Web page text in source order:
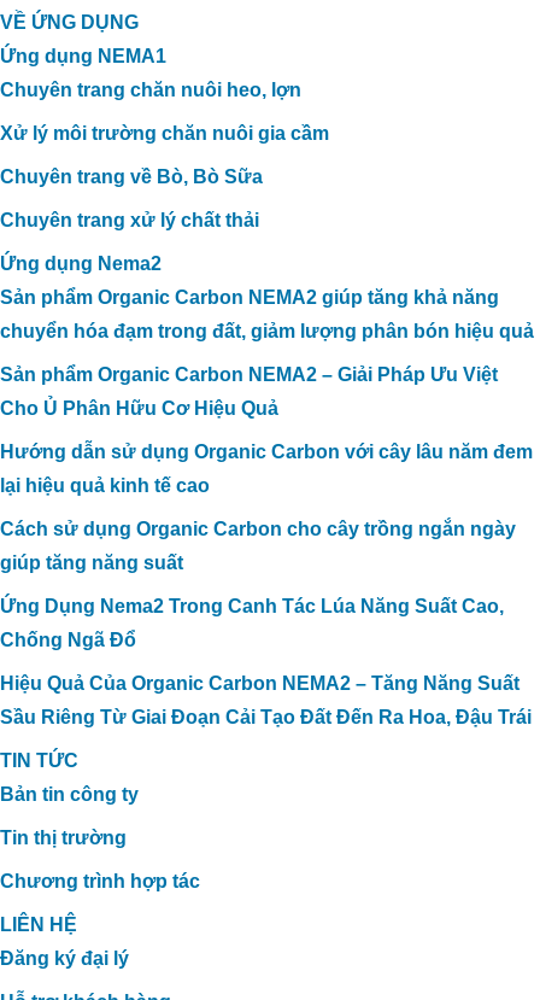
VỀ ỨNG DỤNG
Ứng dụng NEMA1
Chuyên trang chăn nuôi heo, lợn
Xử lý môi trường chăn nuôi gia cầm
Chuyên trang về Bò, Bò Sữa
Chuyên trang xử lý chất thải
Ứng dụng Nema2
Sản phẩm Organic Carbon NEMA2 giúp tăng khả năng
chuyển hóa đạm trong đất, giảm lượng phân bón hiệu quả
Sản phẩm Organic Carbon NEMA2 – Giải Pháp Ưu Việt
Cho Ủ Phân Hữu Cơ Hiệu Quả
Hướng dẫn sử dụng Organic Carbon với cây lâu năm đem
lại hiệu quả kinh tế cao
Cách sử dụng Organic Carbon cho cây trồng ngắn ngày
giúp tăng năng suất
Ứng Dụng Nema2 Trong Canh Tác Lúa Năng Suất Cao,
Chống Ngã Đổ
Hiệu Quả Của Organic Carbon NEMA2 – Tăng Năng Suất
Sầu Riêng Từ Giai Đoạn Cải Tạo Đất Đến Ra Hoa, Đậu Trái
TIN TỨC
Bản tin công ty
Tin thị trường
Chương trình hợp tác
LIÊN HỆ
Đăng ký đại lý